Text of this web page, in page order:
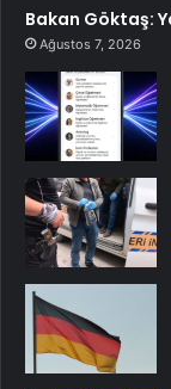
Bakan Göktaş:
Ağustos 7, 2026